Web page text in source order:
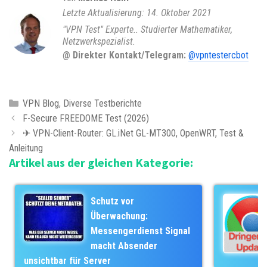
14. Oktober 2021
"VPN Test" Experte.. Studierter Mathematiker,
Netzwerkspezialist.
@ Direkter Kontakt/Telegram: @vpntestercbot
K
a
t
e
g
r
i
n
VPN Blog, Diverse Testberichte
B
e
i
t
F-Secure FREEDOME Test (2026)
✈ VPN-Client-Router: GL.iNet GL-MT300, OpenWRT, Test &
Anleitung
Artikel aus der gleichen Kategorie:
Schutz vor
Überwachung:
Messengerdienst Signal
macht Absender
unsichtbar für Server